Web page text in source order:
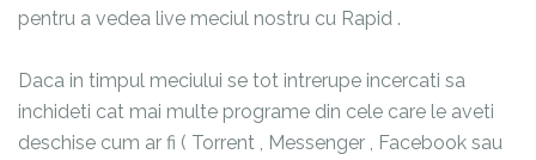
pentru a vedea live meciul nostru cu Rapid .
Daca in timpul meciului se tot intrerupe incercati sa
inchideti cat mai multe programe din cele care le aveti
deschise cum ar fi ( Torrent , Messenger , Facebook sau